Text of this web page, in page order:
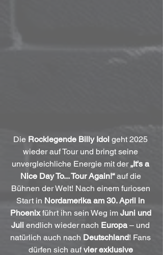
Die Rocklegende Billy Idol geht 2025
wieder auf Tour und bringt seine
unvergleichliche Energie mit der „It's a
Nice Day To... Tour Again!“ auf die
Bühnen der Welt! Nach einem furiosen
Start in Nordamerika am 30. April in
Phoenix führt ihn sein Weg im Juni und
Juli endlich wieder nach Europa – und
natürlich auch nach Deutschland! Fans
dürfen sich auf vier exklusive